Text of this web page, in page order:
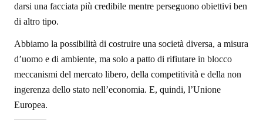
darsi una facciata più credibile mentre perseguono obiettivi ben
di altro tipo.
Abbiamo la possibilità di costruire una società diversa, a misura
d’uomo e di ambiente, ma solo a patto di rifiutare in blocco
meccanismi del mercato libero, della competitività e della non
ingerenza dello stato nell’economia. E, quindi, l’Unione
Europea.